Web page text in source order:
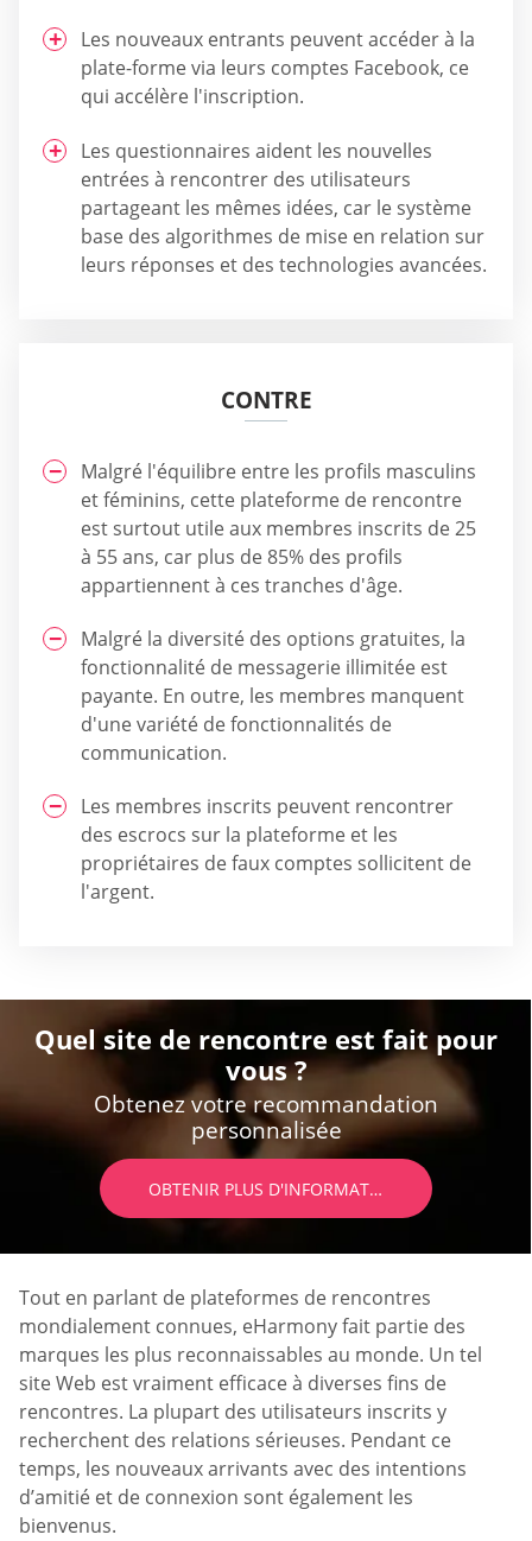
Les nouveaux entrants peuvent accéder à la
plate-forme via leurs comptes Facebook, ce
qui accélère l'inscription.
Les questionnaires aident les nouvelles
entrées à rencontrer des utilisateurs
partageant les mêmes idées, car le système
base des algorithmes de mise en relation sur
leurs réponses et des technologies avancées.
CONTRE
Malgré l'équilibre entre les profils masculins
et féminins, cette plateforme de rencontre
est surtout utile aux membres inscrits de 25
à 55 ans, car plus de 85% des profils
appartiennent à ces tranches d'âge.
Malgré la diversité des options gratuites, la
fonctionnalité de messagerie illimitée est
payante. En outre, les membres manquent
d'une variété de fonctionnalités de
communication.
Les membres inscrits peuvent rencontrer
des escrocs sur la plateforme et les
propriétaires de faux comptes sollicitent de
l'argent.
Quel site de rencontre est fait pour
vous ?
Obtenez votre recommandation
personnalisée
OBTENIR PLUS D'INFORMATIONS
Tout en parlant de plateformes de rencontres
mondialement connues, eHarmony fait partie des
marques les plus reconnaissables au monde. Un tel
site Web est vraiment efficace à diverses fins de
rencontres. La plupart des utilisateurs inscrits y
recherchent des relations sérieuses. Pendant ce
temps, les nouveaux arrivants avec des intentions
d’amitié et de connexion sont également les
bienvenus.